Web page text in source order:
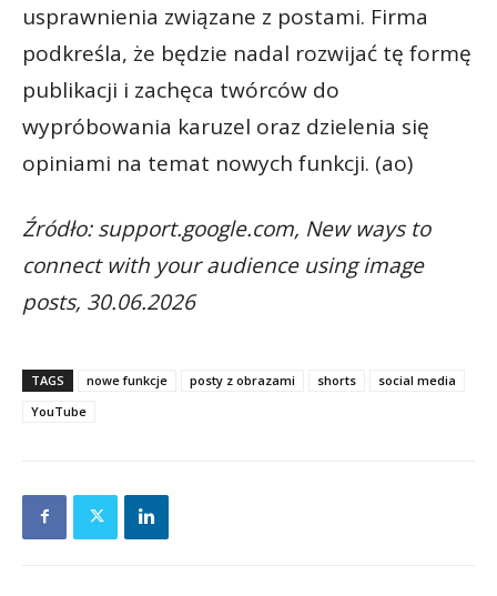
usprawnienia związane z postami. Firma
podkreśla, że będzie nadal rozwijać tę formę
publikacji i zachęca twórców do
wypróbowania karuzel oraz dzielenia się
opiniami na temat nowych funkcji. (ao)
Źródło: support.google.com, New ways to
connect with your audience using image
posts, 30.06.2026
TAGS nowe funkcje posty z obrazami shorts
social media
YouTube